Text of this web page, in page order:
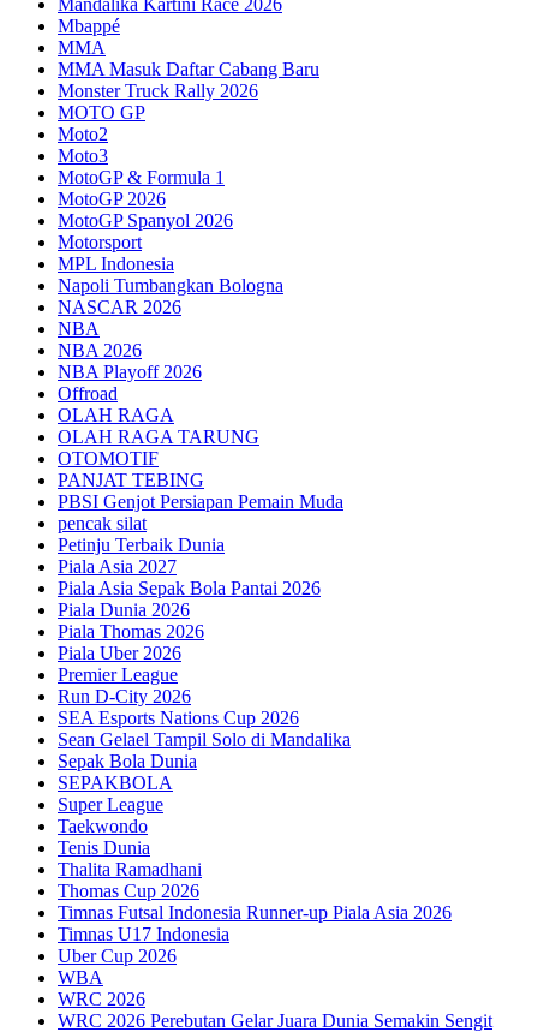
Mbappé
MMA
MMA Masuk Daftar Cabang Baru
Monster Truck Rally 2026
MOTO GP
Moto2
Moto3
MotoGP & Formula 1
MotoGP 2026
MotoGP Spanyol 2026
Motorsport
MPL Indonesia
Napoli Tumbangkan Bologna
NASCAR 2026
NBA
NBA 2026
NBA Playoff 2026
Offroad
OLAH RAGA
OLAH RAGA TARUNG
OTOMOTIF
PANJAT TEBING
PBSI Genjot Persiapan Pemain Muda
pencak silat
Petinju Terbaik Dunia
Piala Asia 2027
Piala Asia Sepak Bola Pantai 2026
Piala Dunia 2026
Piala Thomas 2026
Piala Uber 2026
Premier League
Run D-City 2026
SEA Esports Nations Cup 2026
Sean Gelael Tampil Solo di Mandalika
Sepak Bola Dunia
SEPAKBOLA
Super League
Taekwondo
Tenis Dunia
Thalita Ramadhani
Thomas Cup 2026
Timnas Futsal Indonesia Runner-up Piala Asia 2026
Timnas U17 Indonesia
Uber Cup 2026
WBA
WRC 2026
WRC 2026 Perebutan Gelar Juara Dunia Semakin Sengit